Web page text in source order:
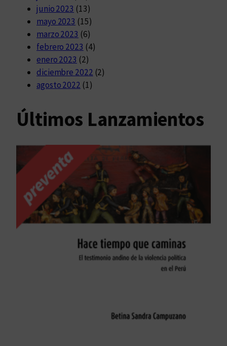
junio 2023 (13)
mayo 2023 (15)
marzo 2023 (6)
febrero 2023 (4)
enero 2023 (2)
diciembre 2022 (2)
agosto 2022 (1)
Últimos Lanzamientos